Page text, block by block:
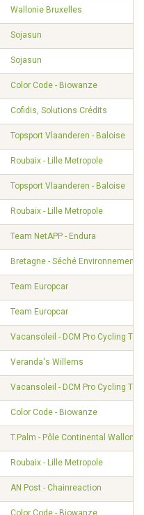
Wallonie Bruxelles
Sojasun
Sojasun
Color Code - Biowanze
Cofidis, Solutions Crédits
Topsport Vlaanderen - Baloise
Roubaix - Lille Metropole
Topsport Vlaanderen - Baloise
Roubaix - Lille Metropole
Team NetAPP - Endura
Bretagne - Séché Environnement
Team Europcar
Team Europcar
Vacansoleil - DCM Pro Cycling
Veranda's Willems
Vacansoleil - DCM Pro Cycling
Color Code - Biowanze
T.Palm - Pôle Continental Wallon
Roubaix - Lille Metropole
AN Post - Chainreaction
Color Code - Biowanze